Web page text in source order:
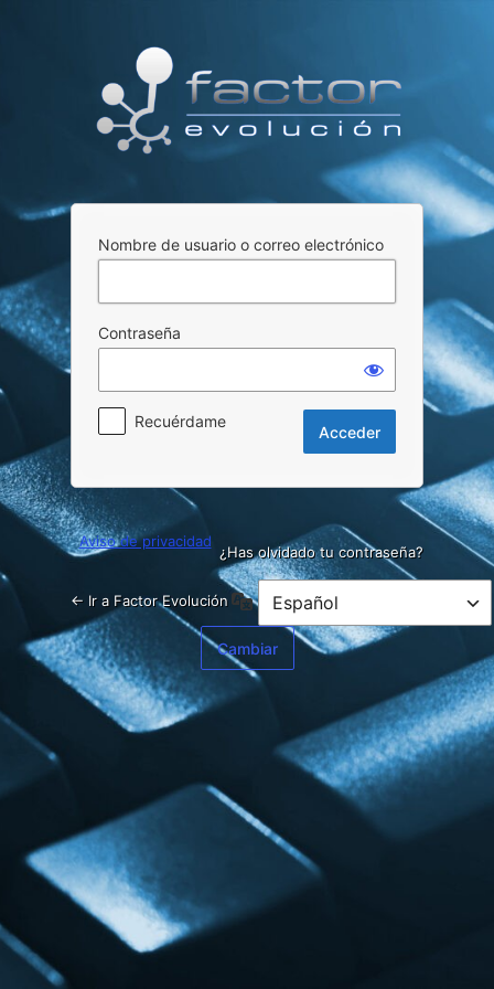
Nombre de usuario o correo electrónico
Contraseña
Recuérdame
¿Has olvidado tu contraseña?
← Ir a Factor Evolución
Aviso de privacidad
Idioma